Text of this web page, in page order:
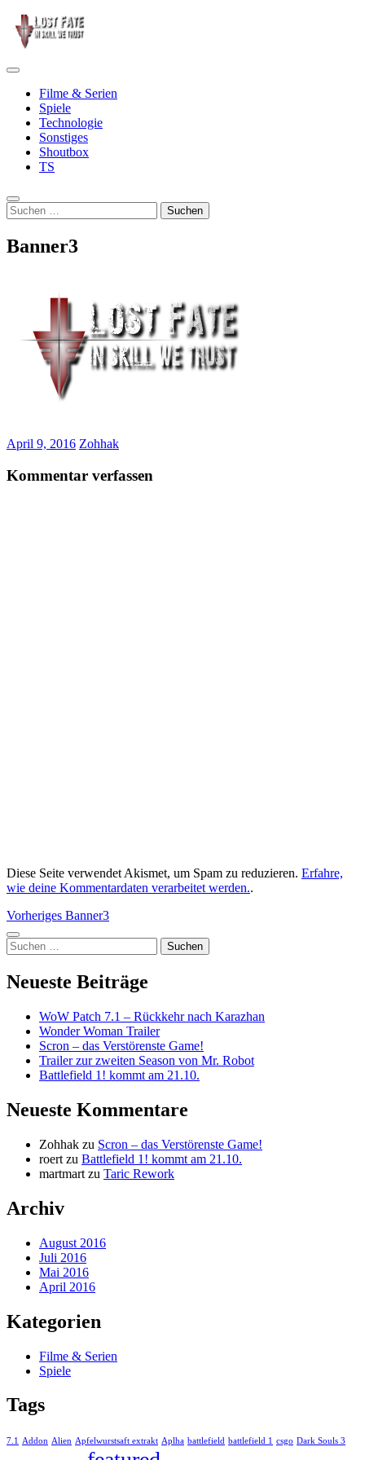
Zum
Inhalt
springen
Lost Fate
In Skill We Trust
Primäres
Filme & Serien
Spiele
Technologie
Sonstiges
Shoutbox
TS
Suche
Suchen
nach:
Banner3
April 9, 2016 Zohhak
Kommentar verfassen
Diese Seite verwendet Akismet, um Spam zu reduzieren. Erfahre,
wie deine Kommentardaten verarbeitet werden..
Beitragsnavigation
Vorheriges Vorheriger
Banner3
Seitenleiste
Suchen
nach:
Neueste Beiträge
WoW Patch 7.1 – Rückkehr nach Karazhan
Wonder Woman Trailer
Scron – das Verstörenste Game!
Trailer zur zweiten Season von Mr. Robot
Battlefield 1! kommt am 21.10.
Neueste Kommentare
Zohhak zu Scron – das Verstörenste Game!
roert zu Battlefield 1! kommt am 21.10.
martmart zu Taric Rework
Archiv
August 2016
Juli 2016
Mai 2016
April 2016
Kategorien
Filme & Serien
Spiele
Tags
7.1 Addon Alien Apfelwurstsaft extrakt Aplha battlefield battlefield 1 csgo Dark Souls 3